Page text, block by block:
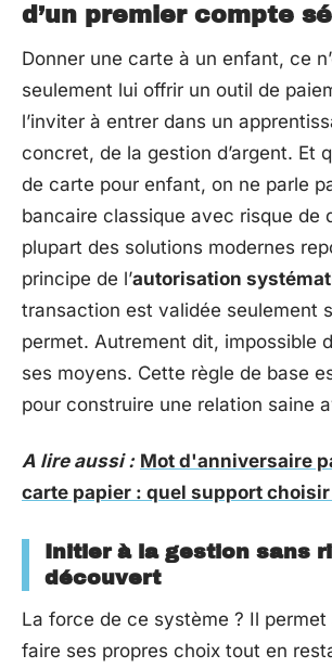
d’un premier compte
Donner une carte à un enfant, ce
seulement lui offrir un outil de
l’inviter à entrer dans un
concret, de la gestion d’argent. Et
de carte pour enfant, on ne parle
bancaire classique avec risque de
plupart des solutions modernes
principe de l’autorisation
transaction est validée seulement
permet. Autrement dit, impossible
ses moyens. Cette règle de base
pour construire une relation saine
A lire aussi : Mot d'anniversaire
carte papier : quel support choisir
Initier à la gestion sans
découvert
La force de ce système ? Il permet
faire ses propres choix tout en